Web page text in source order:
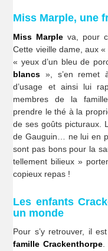
Miss Marple, une
Miss Marple va, pour
Cette vieille dame, aux «
« yeux d’un bleu de
blancs », s’en remet
d’usage et ainsi lui
membres de la
prendre le thé à la
de ses goûts picturaux.
de Gauguin… ne lui en
sont pas bons pour la
tellement bilieux »
copieux repas !
Les enfants
un monde
Pour s’y retrouver, il
famille Crackenthorpe.